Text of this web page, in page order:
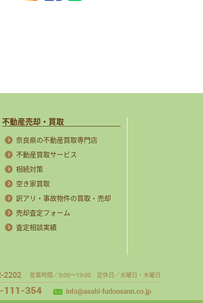
不動産売却・買取
奈良県の不動産買取専門店
不動産買取サービス
相続対策
空き家買取
訳アリ・事故物件の買取・売却
売却査定フォーム
査定相談実績
営業時間／9:00～19:00 定休日／水曜日・木曜日